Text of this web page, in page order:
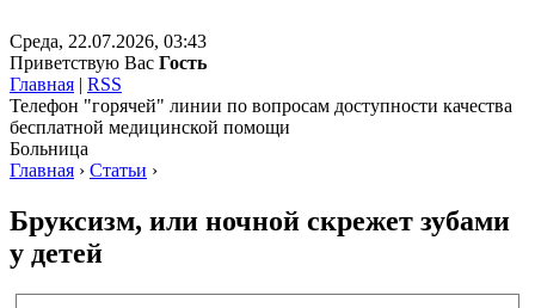
Среда, 22.07.2026, 03:43
Приветствую Вас Гость
Главная | RSS
Телефон "горячей" линии по вопросам доступности качества
бесплатной медицинской помощи
Больница
Главная › Статьи ›
Бруксизм, или ночной скрежет зубами
у детей